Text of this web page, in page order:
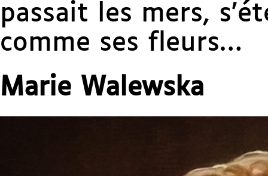
passait les mers,
comme ses fleurs…
Marie Walewska